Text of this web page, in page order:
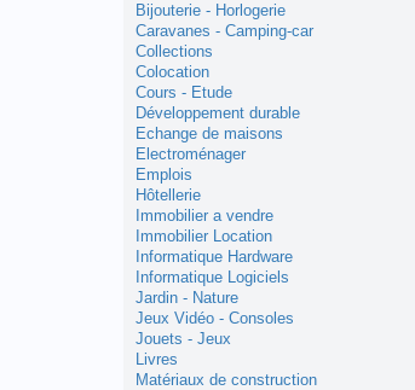
Bijouterie - Horlogerie
Caravanes - Camping-car
Collections
Colocation
Cours - Etude
Développement durable
Echange de maisons
Electroménager
Emplois
Hôtellerie
Immobilier a vendre
Immobilier Location
Informatique Hardware
Informatique Logiciels
Jardin - Nature
Jeux Vidéo - Consoles
Jouets - Jeux
Livres
Matériaux de construction